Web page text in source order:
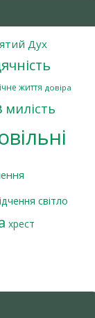
Дух
життя довіра
милість
світло
хрест